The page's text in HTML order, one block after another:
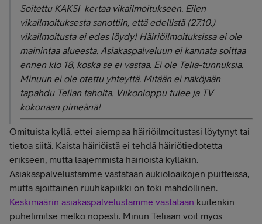
Soitettu KAKSI kertaa vikailmoitukseen. Eilen
vikailmoituksesta sanottiin, että edellistä (27.10.)
vikailmoitusta ei edes löydy! Häiriöilmoituksissa ei ole
mainintaa alueesta. Asiakaspalveluun ei kannata soittaa
ennen klo 18, koska se ei vastaa. Ei ole Telia-tunnuksia.
Minuun ei ole otettu yhteyttä. Mitään ei näköjään
tapahdu Telian taholta. Viikonloppu tulee ja TV
kokonaan pimeänä!
Omituista kyllä, ettei aiempaa häiriöilmoitustasi löytynyt tai
tietoa siitä. Kaista häiriöistä ei tehdä häiriötiedotetta
erikseen, mutta laajemmista häiriöistä kylläkin.
Asiakaspalvelustamme vastataan aukioloaikojen puitteissa,
mutta ajoittainen ruuhkapiikki on toki mahdollinen.
Keskimäärin asiakaspalvelustamme vastataan kuitenkin
puhelimitse melko nopesti. Minun Teliaan voit myös